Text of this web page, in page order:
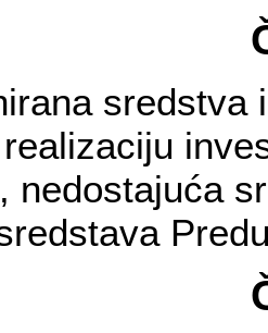
sredstva
nedostajuća